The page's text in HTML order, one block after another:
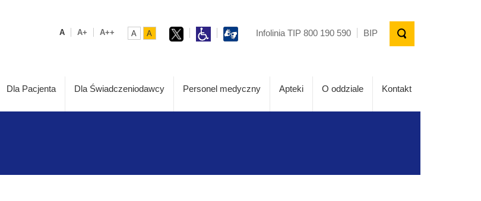
A A+ A++ A A Infolinia TIP 800 190 590 BIP
Dla Pacjenta Dla Świadczeniodawcy Personel medyczny Apteki O oddziale Kontakt